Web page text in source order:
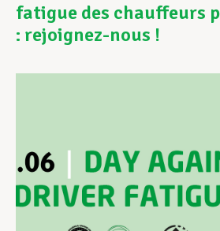
Devenir Membre
fatigue des chauffeurs
: rejoignez-nous !